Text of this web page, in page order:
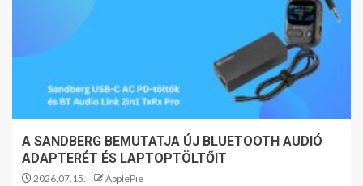
A SANDBERG BEMUTATJA ÚJ BLUETOOTH AUDIÓ
ADAPTERÉT ÉS LAPTOPTÖLTŐIT
2026.07.15. ApplePie